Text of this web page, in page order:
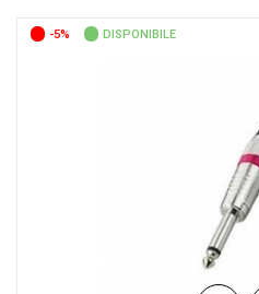
-5% DISPONIBILE